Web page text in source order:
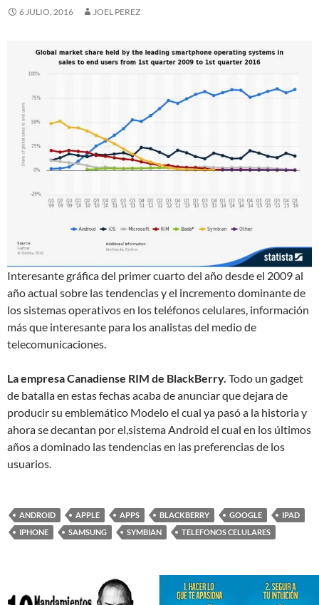
6 JULIO, 2016 JOEL PEREZ
Interesante gráfica del primer cuarto del año desde el 2009 al
año actual sobre las tendencias y el incremento dominante de
los sistemas operativos en los teléfonos celulares, información
más que interesante para los analistas del medio de
telecomunicaciones.
La empresa Canadiense RIM de BlackBerry. Todo un gadget
de batalla en estas fechas acaba de anunciar que dejara de
producir su emblemático Modelo el cual ya pasó a la historia y
ahora se decantan por el,sistema Android el cual en los últimos
años a dominado las tendencias en las preferencias de los
usuarios.
ANDROID APPLE APPS BLACKBERRY GOOGLE
IPAD
IPHONE
SAMSUNG SYMBIAN TELEFONOS CELULARES